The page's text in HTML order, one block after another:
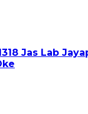
Jas Lab